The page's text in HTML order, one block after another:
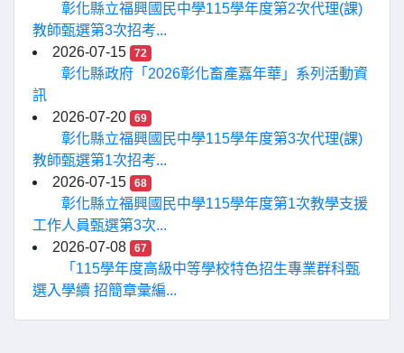
彰化縣立福興國民中學115學年度第2次代理(課)
教師甄選第3次招考...
2026-07-15
72
彰化縣政府「2026彰化畜產嘉年華」系列活動資
訊
2026-07-20
69
彰化縣立福興國民中學115學年度第3次代理(課)
教師甄選第1次招考...
2026-07-15
68
彰化縣立福興國民中學115學年度第1次教學支援
工作人員甄選第3次...
2026-07-08
67
「115學年度高級中等學校特色招生專業群科甄
選入學續 招簡章彙編...